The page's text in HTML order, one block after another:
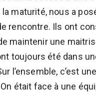
maturité, nous a
rencontre. Ils ont
maintenir une
toujours été dans
l’ensemble, c’est
était face à une